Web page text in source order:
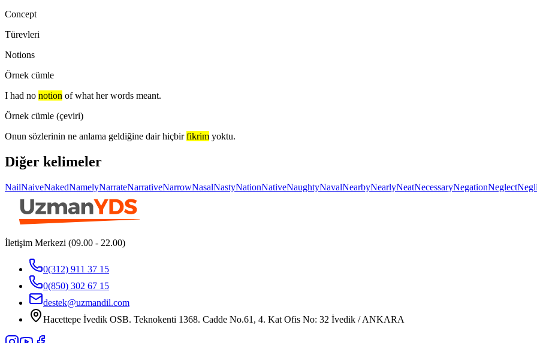
Concept
Türevleri
Notions
Örnek cümle
I had no notion of what her words meant.
Örnek cümle (çeviri)
Onun sözlerinin ne anlama geldiğine dair hiçbir fikrim yoktu.
Diğer kelimeler
NailNaiveNakedNamelyNarrateNarrativeNarrowNasalNastyNationNativeNaughtyNavalNearbyNearlyNeatNecessaryNegationNeglect
İletişim Merkezi (09.00 - 22.00)
0(312) 911 37 15
0(850) 302 67 15
destek@uzmandil.com
Hacettepe İvedik OSB. Teknokenti 1368. Cadde No.61, 4. Kat Ofis No: 32 İvedik / ANKARA